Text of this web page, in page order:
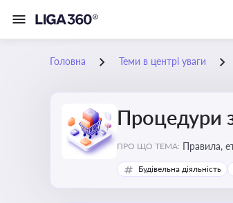
Головна Теми в центрі уваги
Процедури
ПРО ЩО ТЕМА: Правила,
Будівельна діяльність